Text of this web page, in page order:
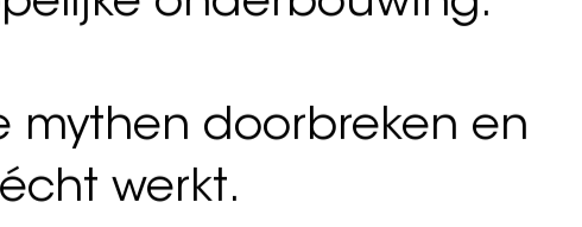
of al jaren bezig
van goed
In de wereld van